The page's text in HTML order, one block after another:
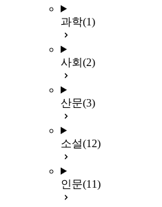
과학(1)
사회 (2)
산문(3)
소설(12)
인문(11)